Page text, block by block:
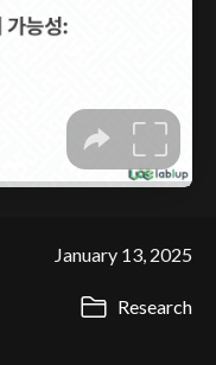
January 13, 2025
Research